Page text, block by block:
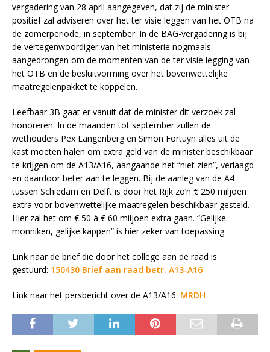
vergadering van 28 april aangegeven, dat zij de minister
positief zal adviseren over het ter visie leggen van het OTB na
de zomerperiode, in september. In de BAG-vergadering is bij
de vertegenwoordiger van het ministerie nogmaals
aangedrongen om de momenten van de ter visie legging van
het OTB en de besluitvorming over het bovenwettelijke
maatregelenpakket te koppelen.
Leefbaar 3B gaat er vanuit dat de minister dit verzoek zal
honoreren. In de maanden tot september zullen de
wethouders Pex Langenberg en Simon Fortuyn alles uit de
kast moeten halen om extra geld van de minister beschikbaar
te krijgen om de A13/A16, aangaande het “niet zien”, verlaagd
en daardoor beter aan te leggen. Bij de aanleg van de A4
tussen Schiedam en Delft is door het Rijk zo’n € 250 miljoen
extra voor bovenwettelijke maatregelen beschikbaar gesteld.
Hier zal het om € 50 à € 60 miljoen extra gaan. “Gelijke
monniken, gelijke kappen” is hier zeker van toepassing.
Link naar de brief die door het college aan de raad is
gestuurd: 150430 Brief aan raad betr. A13-A16
Link naar het persbericht over de A13/A16: MRDH